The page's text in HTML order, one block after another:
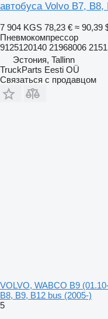
автобуса Volvo B7,
7 904 KGS 78,23 € ≈ 90,39
Пневмокомпрессор
9125120140 21968006
Эстония, Tallinn
TruckParts Eesti OÜ
Связаться с продавцом
VOLVO, WABCO B9
B8, B9, B12 bus (2005-)
5